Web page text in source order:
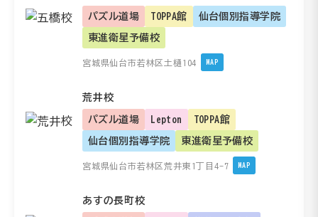
パズル道場 TOPPA館 仙台個別指導学院
東進衛星予備校
宮城県仙台市若林区土樋104 MAP
荒井校
パズル道場 Lepton TOPPA館
仙台個別指導学院 東進衛星予備校
宮城県仙台市若林区荒井東1丁目4-7 MAP
あすの長町校